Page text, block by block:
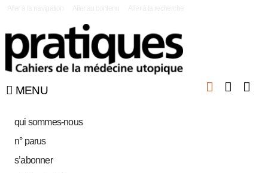
MENU
qui sommes-nous
n° parus
s’abonner